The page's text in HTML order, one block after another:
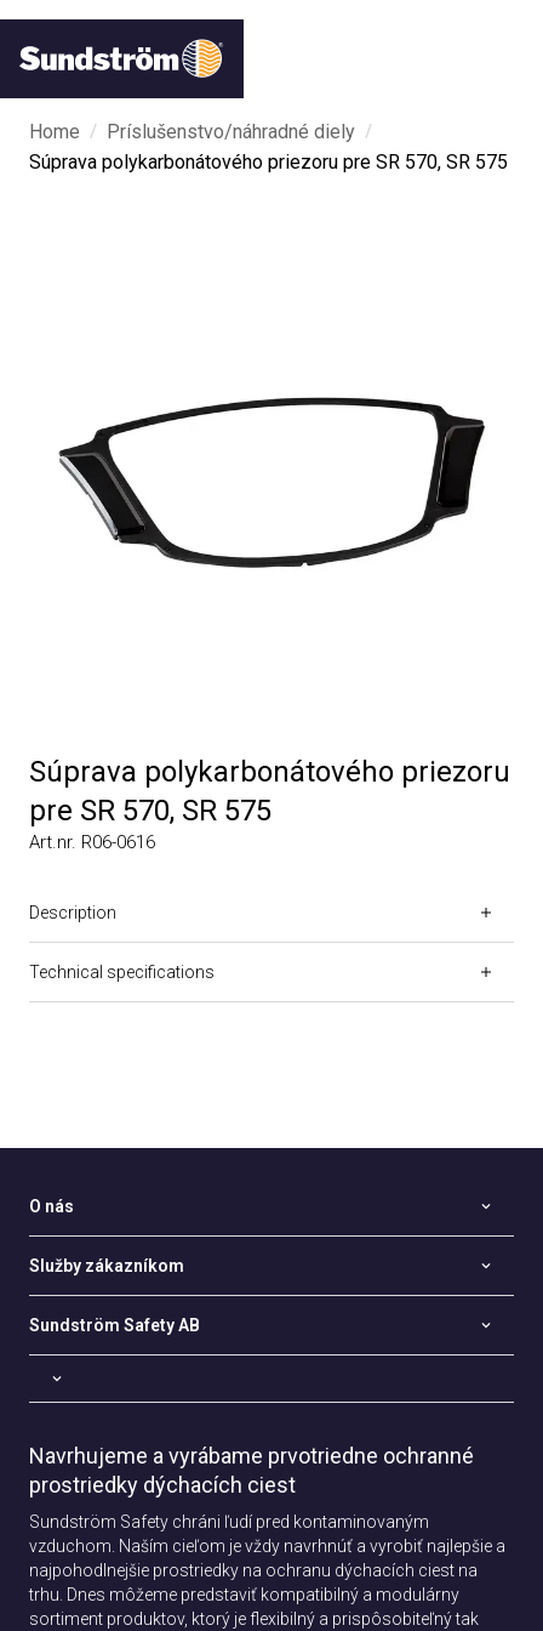
Home / Príslušenstvo/náhradné diely /
Súprava polykarbonátového priezoru pre SR 570, SR 575
Súprava polykarbonátového priezoru
pre SR 570, SR 575
Art.nr. R06-0616
Description
Technical specifications
O nás
Služby zákazníkom
Sundström Safety AB
Navrhujeme a vyrábame prvotriedne ochranné
prostriedky dýchacích ciest
Sundström Safety chráni ľudí pred kontaminovaným
vzduchom. Naším cieľom je vždy navrhnúť a vyrobiť najlepšie a
najpohodlnejšie prostriedky na ochranu dýchacích ciest na
trhu. Dnes môžeme predstaviť kompatibilný a modulárny
sortiment produktov, ktorý je flexibilný a prispôsobiteľný tak